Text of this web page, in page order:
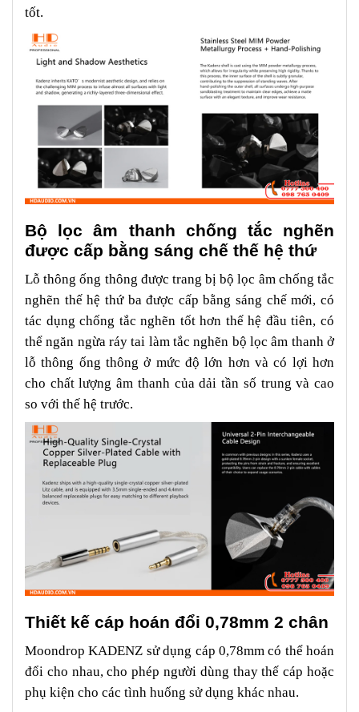
tốt.
Bộ lọc âm thanh chống tắc nghẽn
được cấp bằng sáng chế thế hệ thứ
Lỗ thông ống thông được trang bị bộ lọc âm chống tắc
nghẽn thế hệ thứ ba được cấp bằng sáng chế mới, có
tác dụng chống tắc nghẽn tốt hơn thế hệ đầu tiên, có
thể ngăn ngừa ráy tai làm tắc nghẽn bộ lọc âm thanh ở
lỗ thông ống thông ở mức độ lớn hơn và có lợi hơn
cho chất lượng âm thanh của dải tần số trung và cao
so với thế hệ trước.
Thiết kế cáp hoán đổi 0,78mm 2 chân
Moondrop KADENZ sử dụng cáp 0,78mm có thể hoán
đổi cho nhau, cho phép người dùng thay thế cáp hoặc
phụ kiện cho các tình huống sử dụng khác nhau.